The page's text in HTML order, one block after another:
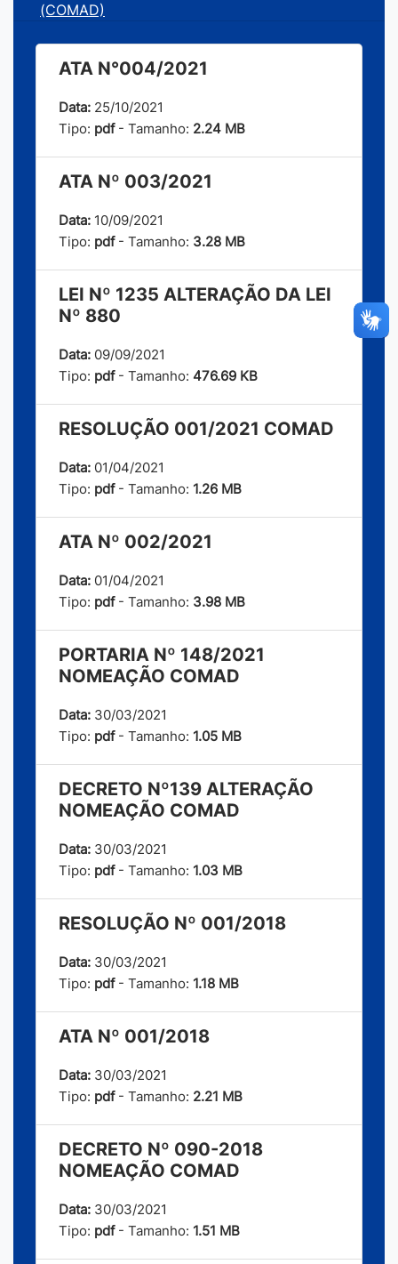
(COMAD)
ATA N°004/2021
Data: 25/10/2021
Tipo: pdf- Tamanho: 2.24 MB
ATA Nº 003/2021
Data: 10/09/2021
Tipo: pdf- Tamanho: 3.28 MB
LEI Nº 1235 ALTERAÇÃO DA LEI
Nº 880
Data: 09/09/2021
Tipo: pdf- Tamanho: 476.69 KB
RESOLUÇÃO 001/2021 COMAD
Data: 01/04/2021
Tipo: pdf- Tamanho: 1.26 MB
ATA Nº 002/2021
Data: 01/04/2021
Tipo: pdf- Tamanho: 3.98 MB
PORTARIA Nº 148/2021
NOMEAÇÃO COMAD
Data: 30/03/2021
Tipo: pdf- Tamanho: 1.05 MB
DECRETO Nº139 ALTERAÇÃO
NOMEAÇÃO COMAD
Data: 30/03/2021
Tipo: pdf- Tamanho: 1.03 MB
RESOLUÇÃO Nº 001/2018
Data: 30/03/2021
Tipo: pdf- Tamanho: 1.18 MB
ATA Nº 001/2018
Data: 30/03/2021
Tipo: pdf- Tamanho: 2.21 MB
DECRETO Nº 090-2018
NOMEAÇÃO COMAD
Data: 30/03/2021
Tipo: pdf- Tamanho: 1.51 MB